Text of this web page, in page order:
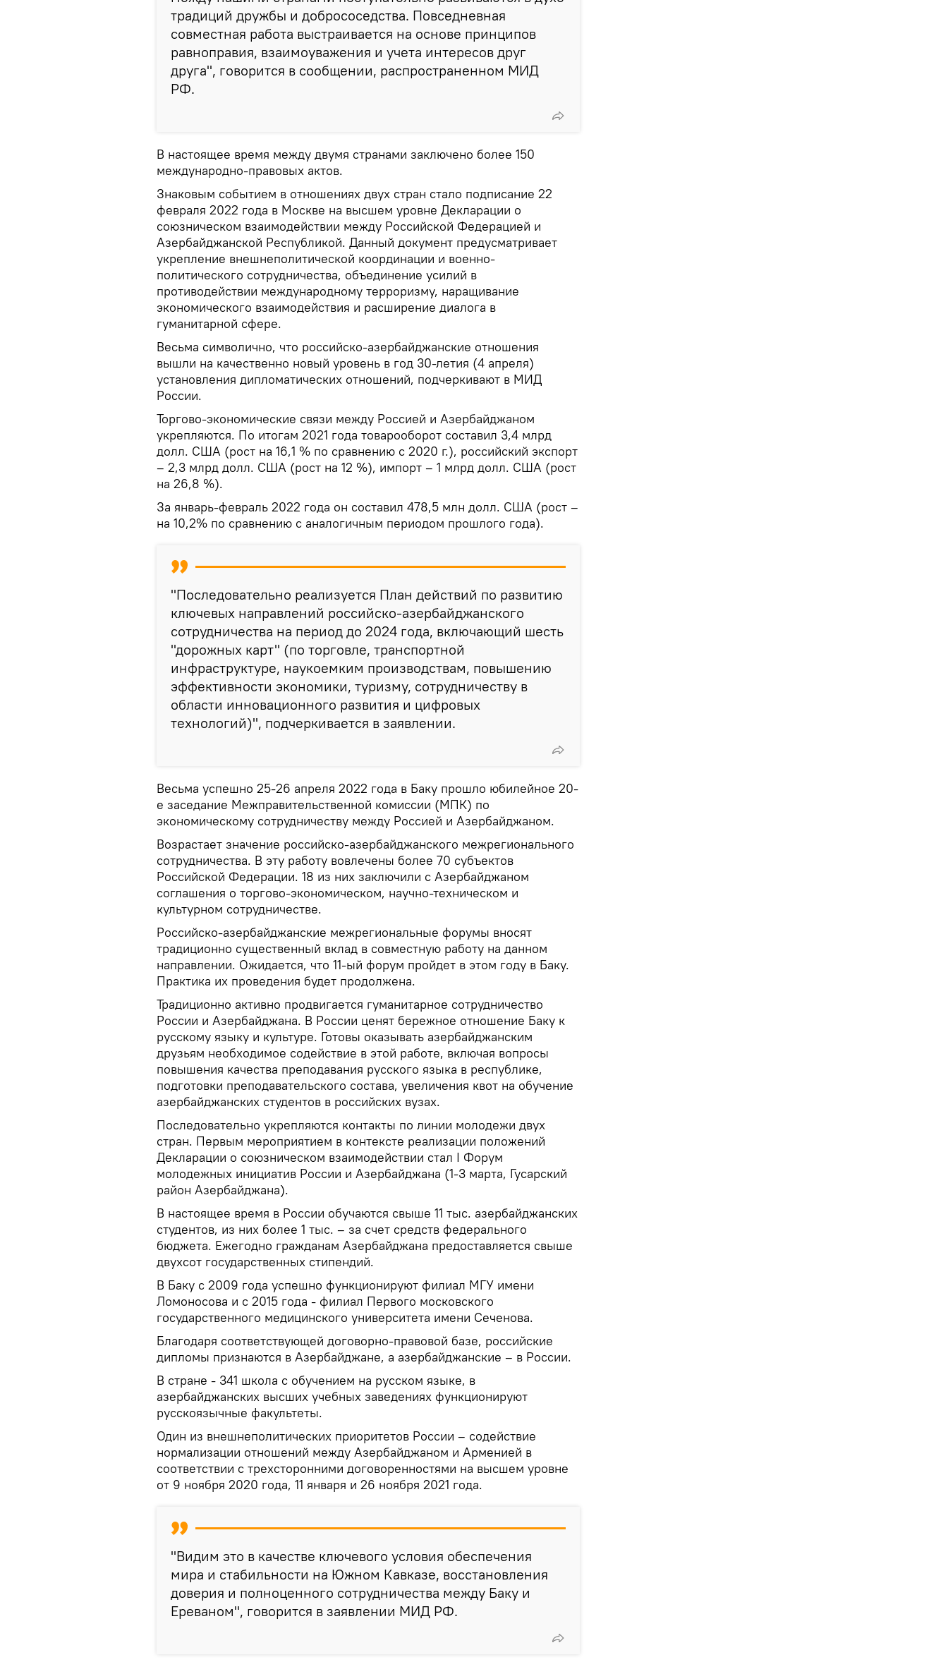
традиций дружбы и добрососедства. Повседневная
совместная работа выстраивается на основе принципов
равноправия, взаимоуважения и учета интересов друг
друга", говорится в сообщении, распространенном МИД
РФ.
В настоящее время между двумя странами заключено более 150
международно-правовых актов.
Знаковым событием в отношениях двух стран стало подписание 22
февраля 2022 года в Москве на высшем уровне Декларации о
союзническом взаимодействии между Российской Федерацией и
Азербайджанской Республикой. Данный документ предусматривает
укрепление внешнеполитической координации и военно-
политического сотрудничества, объединение усилий в
противодействии международному терроризму, наращивание
экономического взаимодействия и расширение диалога в
гуманитарной сфере.
Весьма символично, что российско-азербайджанские отношения
вышли на качественно новый уровень в год 30-летия (4 апреля)
установления дипломатических отношений, подчеркивают в МИД
России.
Торгово-экономические связи между Россией и Азербайджаном
укрепляются. По итогам 2021 года товарооборот составил 3,4 млрд
долл. США (рост на 16,1 % по сравнению с 2020 г.), российский экспорт
– 2,3 млрд долл. США (рост на 12 %), импорт – 1 млрд долл. США (рост
на 26,8 %).
За январь-февраль 2022 года он составил 478,5 млн долл. США (рост –
на 10,2% по сравнению с аналогичным периодом прошлого года).
"Последовательно реализуется План действий по развитию
ключевых направлений российско-азербайджанского
сотрудничества на период до 2024 года, включающий шесть
"дорожных карт" (по торговле, транспортной
инфраструктуре, наукоемким производствам, повышению
эффективности экономики, туризму, сотрудничеству в
области инновационного развития и цифровых
технологий)", подчеркивается в заявлении.
Весьма успешно 25-26 апреля 2022 года в Баку прошло юбилейное 20-
е заседание Межправительственной комиссии (МПК) по
экономическому сотрудничеству между Россией и Азербайджаном.
Возрастает значение российско-азербайджанского межрегионального
сотрудничества. В эту работу вовлечены более 70 субъектов
Российской Федерации. 18 из них заключили с Азербайджаном
соглашения о торгово-экономическом, научно-техническом и
культурном сотрудничестве.
Российско-азербайджанские межрегиональные форумы вносят
традиционно существенный вклад в совместную работу на данном
направлении. Ожидается, что 11-ый форум пройдет в этом году в Баку.
Практика их проведения будет продолжена.
Традиционно активно продвигается гуманитарное сотрудничество
России и Азербайджана. В России ценят бережное отношение Баку к
русскому языку и культуре. Готовы оказывать азербайджанским
друзьям необходимое содействие в этой работе, включая вопросы
повышения качества преподавания русского языка в республике,
подготовки преподавательского состава, увеличения квот на обучение
азербайджанских студентов в российских вузах.
Последовательно укрепляются контакты по линии молодежи двух
стран. Первым мероприятием в контексте реализации положений
Декларации о союзническом взаимодействии стал I Форум
молодежных инициатив России и Азербайджана (1-3 марта, Гусарский
район Азербайджана).
В настоящее время в России обучаются свыше 11 тыс. азербайджанских
студентов, из них более 1 тыс. – за счет средств федерального
бюджета. Ежегодно гражданам Азербайджана предоставляется свыше
двухсот государственных стипендий.
В Баку с 2009 года успешно функционируют филиал МГУ имени
Ломоносова и с 2015 года - филиал Первого московского
государственного медицинского университета имени Сеченова.
Благодаря соответствующей договорно-правовой базе, российские
дипломы признаются в Азербайджане, а азербайджанские – в России.
В стране - 341 школа с обучением на русском языке, в
азербайджанских высших учебных заведениях функционируют
русскоязычные факультеты.
Один из внешнеполитических приоритетов России – содействие
нормализации отношений между Азербайджаном и Арменией в
соответствии с трехсторонними договоренностями на высшем уровне
от 9 ноября 2020 года, 11 января и 26 ноября 2021 года.
"Видим это в качестве ключевого условия обеспечения
мира и стабильности на Южном Кавказе, восстановления
доверия и полноценного сотрудничества между Баку и
Ереваном", говорится в заявлении МИД РФ.